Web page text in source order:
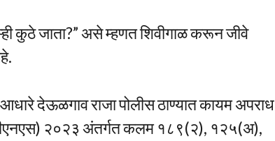
कुठे जाता?” असे म्हणत शिवीगाळ करून जीवे
आधारे देऊळगाव राजा पोलीस ठाण्यात कायम अपराध
२०२३ अंतर्गत कलम १८९(२), १२५(अ),